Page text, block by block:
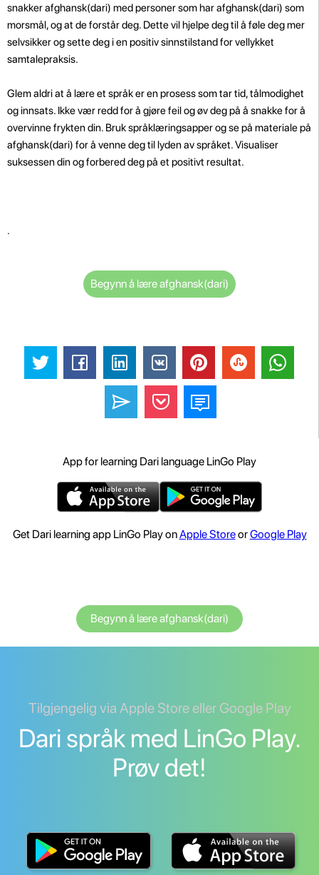
snakker afghansk(dari) med personer som har afghansk(dari) som
morsmål, og at de forstår deg. Dette vil hjelpe deg til å føle deg mer
selvsikker og sette deg i en positiv sinnstilstand for vellykket
samtalepraksis.
Glem aldri at å lære et språk er en prosess som tar tid, tålmodighet
og innsats. Ikke vær redd for å gjøre feil og øv deg på å snakke for å
overvinne frykten din. Bruk språklæringsapper og se på materiale på
afghansk(dari) for å venne deg til lyden av språket. Visualiser
suksessen din og forbered deg på et positivt resultat.
.
Begynn å lære afghansk(dari)
App for learning Dari language LinGo Play
Get Dari learning app LinGo Play onApple StoreorGoogle Play
Begynn å lære afghansk(dari)
Tilgjengelig via Apple Store eller Google Play
Dari språk med LinGo Play.
Prøv det!